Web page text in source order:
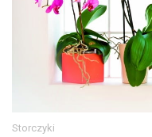
Storczyki